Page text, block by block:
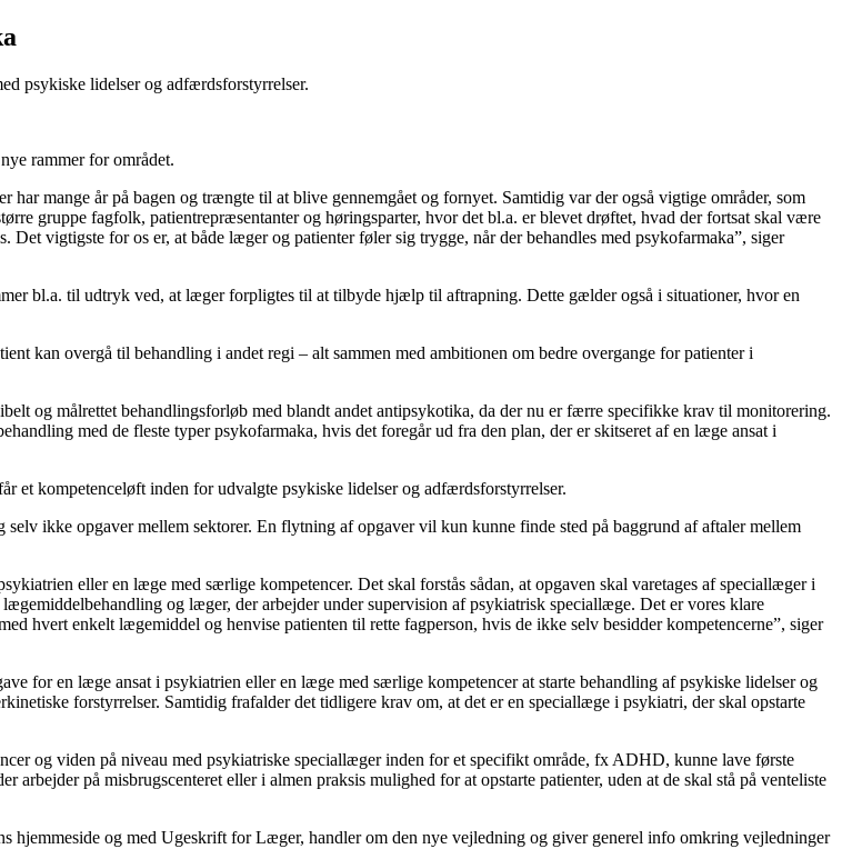
psykiske lidelser og adfærdsforstyrrelser.
rammer for området.
mange år på bagen og trængte til at blive gennemgået og fornyet. Samtidig var der også vigtige områder, som
gruppe fagfolk, patientrepræsentanter og høringsparter, hvor det bl.a. er blevet drøftet, hvad der fortsat skal være
vigtigste for os er, at både læger og patienter føler sig trygge, når der behandles med psykofarmaka”, siger
bl.a. til udtryk ved, at læger forpligtes til at tilbyde hjælp til aftrapning. Dette gælder også i situationer, hvor en
kan overgå til behandling i andet regi – alt sammen med ambitionen om bedre overgange for patienter i
og målrettet behandlingsforløb med blandt andet antipsykotika, da der nu er færre specifikke krav til monitorering.
med de fleste typer psykofarmaka, hvis det foregår ud fra den plan, der er skitseret af en læge ansat i
et kompetenceløft inden for udvalgte psykiske lidelser og adfærdsforstyrrelser.
ikke opgaver mellem sektorer. En flytning af opgaver vil kun kunne finde sted på baggrund af aftaler mellem
eller en læge med særlige kompetencer. Det skal forstås sådan, at opgaven skal varetages af speciallæger i
og læger, der arbejder under supervision af psykiatrisk speciallæge. Det er vores klare
hvert enkelt lægemiddel og henvise patienten til rette fagperson, hvis de ikke selv besidder kompetencerne”, siger
for en læge ansat i psykiatrien eller en læge med særlige kompetencer at starte behandling af psykiske lidelser og
forstyrrelser. Samtidig frafalder det tidligere krav om, at det er en speciallæge i psykiatri, der skal opstarte
og viden på niveau med psykiatriske speciallæger inden for et specifikt område, fx ADHD, kunne lave første
på misbrugscenteret eller i almen praksis mulighed for at opstarte patienter, uden at de skal stå på venteliste
hjemmeside og med Ugeskrift for Læger, handler om den nye vejledning og giver generel info omkring vejledninger